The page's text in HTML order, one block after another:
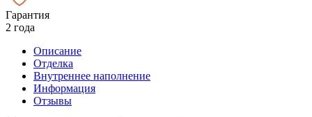
Гарантия
2 года
Описание
Отделка
Внутреннее наполнение
Информация
Отзывы